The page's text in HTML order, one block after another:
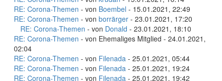
RE: Corona-Themen - von Boembel - 15.01.2021, 22:49
RE: Corona-Themen - von borrärger - 23.01.2021, 17:20
RE: Corona-Themen - von Donald - 23.01.2021, 18:10
RE: Corona-Themen - von Ehemaliges Mitglied - 24.01.2021,
02:04
RE: Corona-Themen - von Filenada - 25.01.2021, 05:44
RE: Corona-Themen - von Filenada - 25.01.2021, 19:24
RE: Corona-Themen - von Filenada - 25.01.2021, 19:42